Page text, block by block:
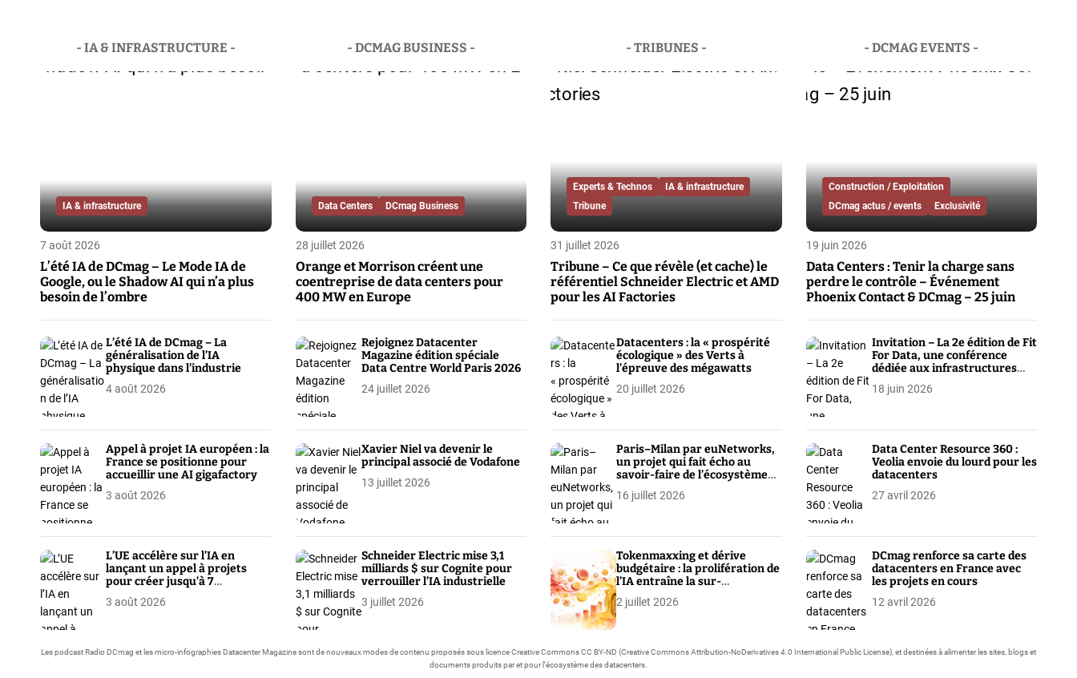
- IA & INFRASTRUCTURE -
IA & infrastructure
7 août 2026
L’été IA de DCmag – Le Mode IA de
Google, ou le Shadow AI qui n’a plus
besoin de l’ombre
L’été IA de DCmag – La
généralisation de l’IA
physique dans l’industrie
4 août 2026
Appel à projet IA européen : la
France se positionne pour
accueillir une AI gigafactory
3 août 2026
L’UE accélère sur l’IA en
lançant un appel à projets
pour créer jusqu’à 7
gigafactories
3 août 2026
- DCMAG BUSINESS -
Data Centers DCmag Business
28 juillet 2026
Orange et Morrison créent une
coentreprise de data centers pour
400 MW en Europe
Rejoignez Datacenter
Magazine édition spéciale
Data Centre World Paris 2026
24 juillet 2026
Xavier Niel va devenir le
principal associé de Vodafone
13 juillet 2026
Schneider Electric mise 3,1
milliards $ sur Cognite pour
verrouiller l’IA industrielle
3 juillet 2026
- TRIBUNES -
Experts & Technos
IA & infrastructure
Tribune
31 juillet 2026
Tribune – Ce que révèle (et cache) le
référentiel Schneider Electric et AMD
pour les AI Factories
Datacenters : la « prospérité
écologique » des Verts à
l’épreuve des mégawatts
20 juillet 2026
Paris–Milan par euNetworks,
un projet qui fait écho au
savoir-faire de l’écosystème
français
16 juillet 2026
Tokenmaxxing et dérive
budgétaire : la prolifération de
l’IA entraîne la sur-
consommation de token sans
contrôle
2 juillet 2026
- DCMAG EVENTS -
Construction / Exploitation
DCmag actus / events
Exclusivité
19 juin 2026
Data Centers : Tenir la charge sans
perdre le contrôle – Événement
Phoenix Contact & DCmag – 25 juin
Invitation – La 2e édition de Fit
For Data, une conférence
dédiée aux infrastructures
Edge IA Enterprise, se tiendra
à Paris le 25 juin 2026
18 juin 2026
Data Center Resource 360 :
Veolia envoie du lourd pour les
datacenters
27 avril 2026
DCmag renforce sa carte des
datacenters en France avec
les projets en cours
12 avril 2026
Les podcast Radio DCmag et les micro-infographies Datacenter Magazine sont de nouveaux modes de contenu proposés sous licence Creative Commons CC BY-ND (Creative Commons Attribution-NoDerivatives 4.0 International Public License), et destinées à alimenter les sites, blogs et
documents produits par et pour l’écosystème des datacenters.